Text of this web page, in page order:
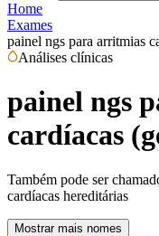
Home
Exames
painel ngs para arritmias
Análises clínicas
painel ngs
cardíacas
Também pode ser
cardíacas hereditárias
Mostrar mais nomes